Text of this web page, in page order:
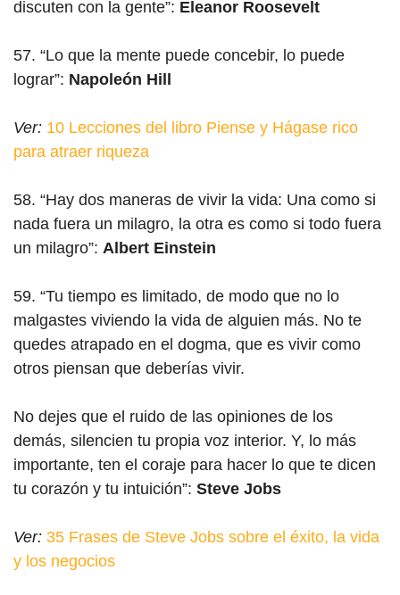
discuten con la gente”: Eleanor Roosevelt
57. “Lo que la mente puede concebir, lo puede
lograr”: Napoleón Hill
Ver: 10 Lecciones del libro Piense y Hágase rico
para atraer riqueza
58. “Hay dos maneras de vivir la vida: Una como si
nada fuera un milagro, la otra es como si todo fuera
un milagro”: Albert Einstein
59. “Tu tiempo es limitado, de modo que no lo
malgastes viviendo la vida de alguien más. No te
quedes atrapado en el dogma, que es vivir como
otros piensan que deberías vivir.
No dejes que el ruido de las opiniones de los
demás, silencien tu propia voz interior. Y, lo más
importante, ten el coraje para hacer lo que te dicen
tu corazón y tu intuición”: Steve Jobs
Ver: 35 Frases de Steve Jobs sobre el éxito, la vida
y los negocios